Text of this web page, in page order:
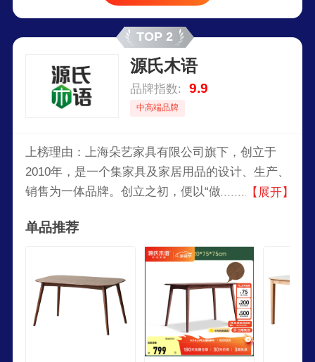
TOP 2
源氏木语
品牌指数: 9.9
中高端品牌
上榜理由：上海朵艺家具有限公司旗下，创立于
2010年，是一个集家具及家居用品的设计、生产、
销售为一体品牌。创立之初，便以“做健康家具，
更环保健康的家居生活。源氏木语专注纯实木家
具，连续八年稳居天猫纯实木家具类目第一名。
【展开】
单品推荐